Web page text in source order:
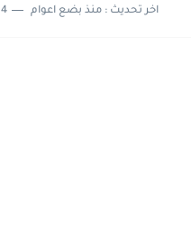
اخر تحديث :منذ بضع اعوام 4 دقائق للقراءة